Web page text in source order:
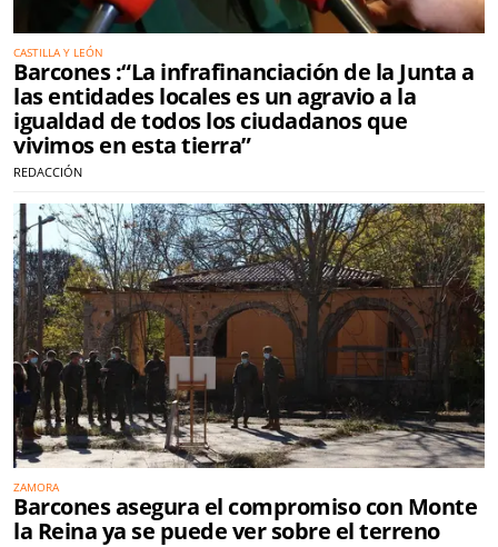
CASTILLA Y LEÓN
Barcones :“La infrafinanciación de la Junta a
las entidades locales es un agravio a la
igualdad de todos los ciudadanos que
vivimos en esta tierra”
REDACCIÓN
ZAMORA
Barcones asegura el compromiso con Monte
la Reina ya se puede ver sobre el terreno